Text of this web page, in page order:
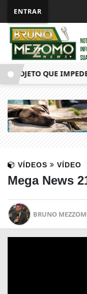
ENTRAR
QUE IMPEDE
VÍDEOS VÍDEO
Mega News
BRUNO